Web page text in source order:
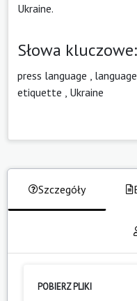
Ukraine.
Słowa kluczowe:
press language
etiquette
Ukraine
Szczegóły
POBIERZ PLIKI